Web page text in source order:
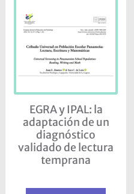
EGRA y IPAL: la
adaptación de un
diagnóstico
validado de lectura
temprana